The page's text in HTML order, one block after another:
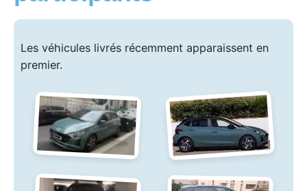
Les véhicules livrés récemment apparaissent en
premier.